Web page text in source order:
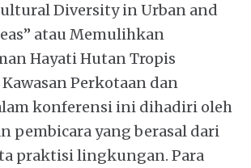
Diversity in Urban and
atau Memulihkan
Hayati Hutan Tropis
Perkotaan dan
konferensi ini dihadiri oleh
pembicara yang berasal dari
praktisi lingkungan. Para